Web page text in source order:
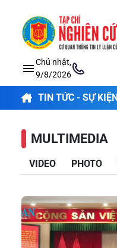
Chủ nhật,
9/8/2026
TIN TỨC - SỰ KIỆN
MULTIMEDIA
VIDEO PHOTO